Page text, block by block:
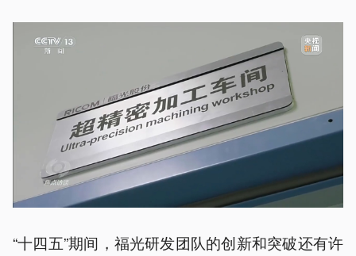
“十四五”期间，福光研发团队的创新和突破还有许